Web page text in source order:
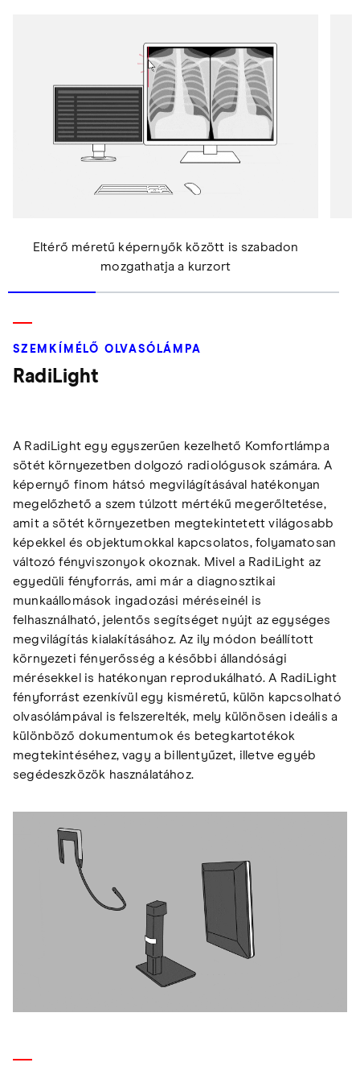
Eltérő méretű képernyők között is szabadon
mozgathatja a kurzort
SZEMKÍMÉLŐ OLVASÓLÁMPA
RadiLight
A RadiLight egy egyszerűen kezelhető Komfortlámpa
sötét környezetben dolgozó radiológusok számára. A
képernyő finom hátsó megvilágításával hatékonyan
megelőzhető a szem túlzott mértékű megerőltetése,
amit a sötét környezetben megtekintetett világosabb
képekkel és objektumokkal kapcsolatos, folyamatosan
változó fényviszonyok okoznak. Mivel a RadiLight az
egyedüli fényforrás, ami már a diagnosztikai
munkaállomások ingadozási méréseinél is
felhasználható, jelentős segítséget nyújt az egységes
megvilágítás kialakításához. Az ily módon beállított
környezeti fényerősség a későbbi állandósági
mérésekkel is hatékonyan reprodukálható. A RadiLight
fényforrást ezenkívül egy kisméretű, külön kapcsolható
olvasólámpával is felszerelték, mely különösen ideális a
különböző dokumentumok és betegkartotékok
megtekintéséhez, vagy a billentyűzet, illetve egyéb
segédeszközök használatához.